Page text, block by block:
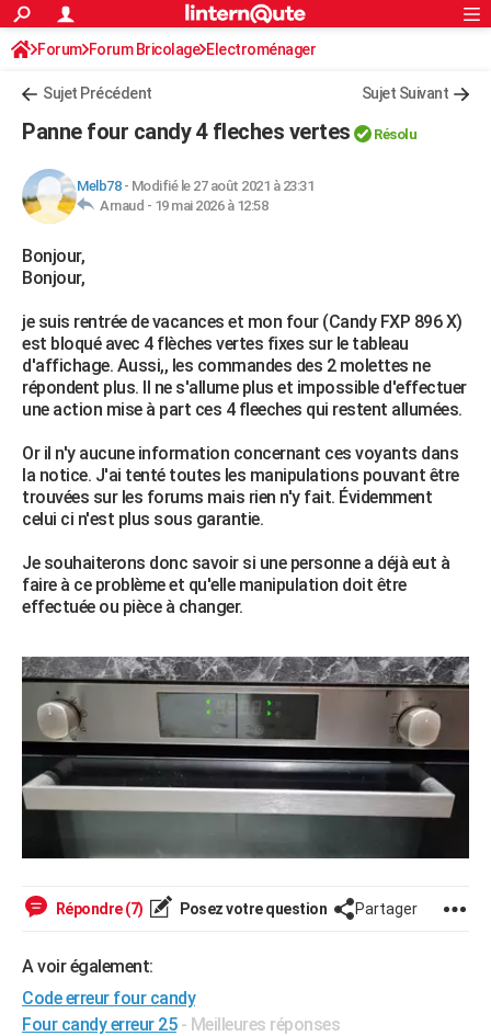
ACTUALITÉS
Politique
Société
Faits Divers
Education
Monde
Villes
+
Retraite
Impôts
Epargne
Immobilier
Risques naturels par ville
Banque
Assurance
Crédit
AUTO
HIGH-TECH
Mobiles
Meilleur smartphone
Internet
Ordinateurs
Jeux vidéo
Guide high-tech
+
Forum
Aménagement intérieur
Extérieur
Cuisine
Salle de bains
Jardinage
Rangement
WEEK-END
Guides de France
Escapades
Patrimoine
Expositions
Musées
Week-end nature
LIFESTYLE
Alimentation
Guide de la santé
Maladies
Médicaments
Sommeil
VOYAGE
Destinations
City break
Voyage nature
Voyage de noces
Forum
Climat
+PHOTO
GUIDES D'ACHAT
BONS PLANS
Carte de Noël
Carte Bonne année
Carte Saint-Valentin
Carte Pâques
Carte d'anniversaire
DICTIONNAIRE
Dictionnaire
Biographies
Citations
Expressions
Proverbes
PROGRAMME TV
COPAINS D'AVANT
Bricolage
Lifestyle
Culture
Sport
Auto
Television
Voyage
Cinema
S'inscrire
Connexion
Forum Forum Bricolage Electroménager
Sujet Précédent Sujet Suivant
Panne four candy 4 fleches vertes Résolu
Melb78- Modifié le 27 août 2021 à 23:31
Arnaud - 19 mai 2026 à 12:58
Bonjour,
Bonjour,
je suis rentrée de vacances et mon four (Candy FXP 896 X)
est bloqué avec 4 flèches vertes fixes sur le tableau
d'affichage. Aussi,, les commandes des 2 molettes ne
répondent plus. Il ne s'allume plus et impossible d'effectuer
une action mise à part ces 4 fleeches qui restent allumées.
Or il n'y aucune information concernant ces voyants dans
la notice. J'ai tenté toutes les manipulations pouvant être
trouvées sur les forums mais rien n'y fait. Évidemment
celui ci n'est plus sous garantie.
Je souhaiterons donc savoir si une personne a déjà eut à
faire à ce problème et qu'elle manipulation doit être
effectuée ou pièce à changer.
Répondre (7) Posez votre question Partager
A voir également:
Code erreur four candy
Four candy erreur 25 - Meilleures réponses